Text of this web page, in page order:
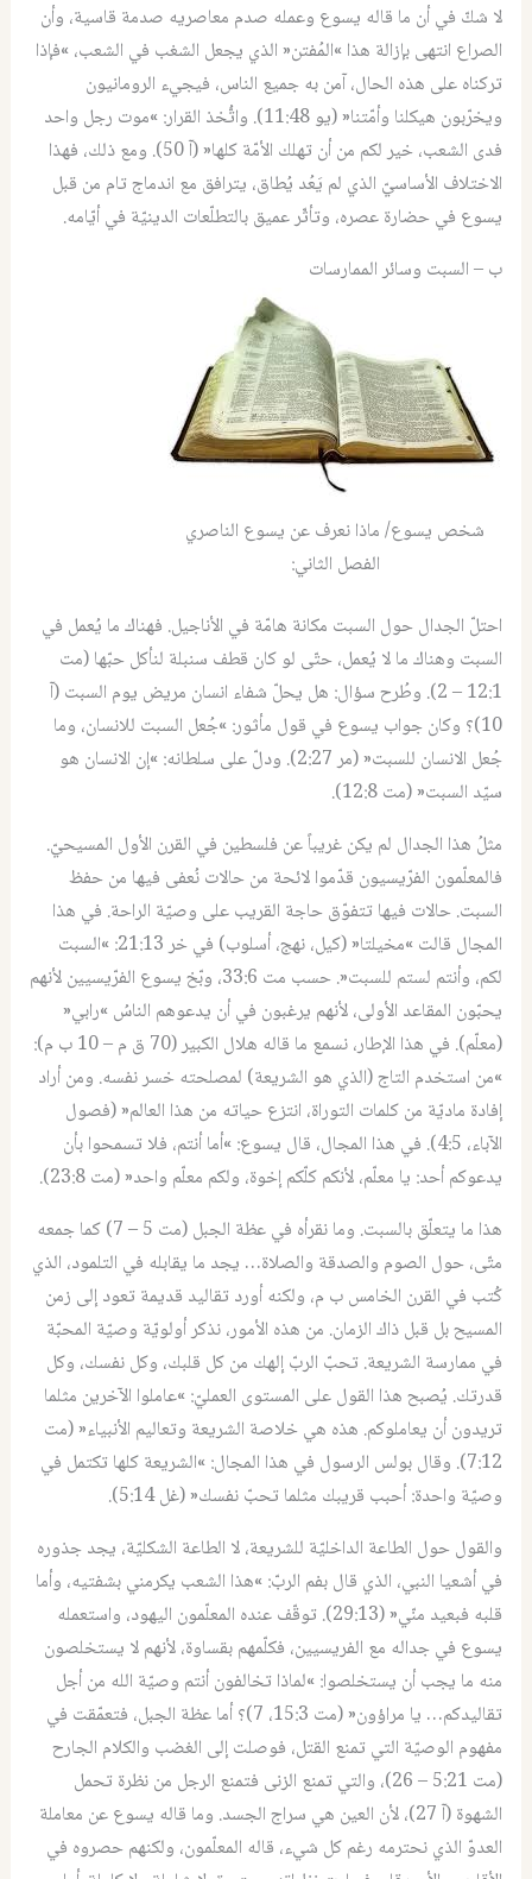
لا شكّ في أن ما قاله يسوع وعمله صدم معاصريه صدمة قاسية، وأن
الصراع انتهى بإزالة هذا »المُفتن« الذي يجعل الشغب في الشعب، »فإذا
تركناه على هذه الحال، آمن به جميع الناس، فيجيء الرومانيون
ويخرّبون هيكلنا وأمّتنا« (يو 11:48). واتُّخذ القرار: »موت رجل واحد
فدى الشعب، خير لكم من أن تهلك الأمّة كلها« (آ 50). ومع ذلك، فهذا
الاختلاف الأساسيّ الذي لم يَعُد يُطاق، يترافق مع اندماج تام من قبل
يسوع في حضارة عصره، وتأثّر عميق بالتطلّعات الدينيّة في أيّامه.
ب – السبت وسائر الممارسات
شخص يسوع/ ماذا نعرف عن يسوع الناصري
الفصل الثاني:
احتلّ الجدال حول السبت مكانة هامّة في الأناجيل. فهناك ما يُعمل في
السبت وهناك ما لا يُعمل، حتّى لو كان قطف سنبلة لنأكل حبّها (مت
12:1 – 2). وطُرح سؤال: هل يحلّ شفاء انسان مريض يوم السبت (آ
10)؟ وكان جواب يسوع في قول مأثور: »جُعل السبت للانسان، وما
جُعل الانسان للسبت« (مر 2:27). ودلّ على سلطانه: »إن الانسان هو
سيّد السبت« (مت 12:8).
مثلُ هذا الجدال لم يكن غريباً عن فلسطين في القرن الأول المسيحيّ.
فالمعلّمون الفرّيسيون قدّموا لائحة من حالات نُعفى فيها من حفظ
السبت. حالات فيها تتفوّق حاجة القريب على وصيّة الراحة. في هذا
المجال قالت »مخيلتا« (كيل، نهج، أسلوب) في خر 21:13: »السبت
لكم، وأنتم لستم للسبت«. حسب مت 33:6، وبّخ يسوع الفرّيسيين لأنهم
يحبّون المقاعد الأولى، لأنهم يرغبون في أن يدعوهم الناسُ »رابي«
(معلّم). في هذا الإطار، نسمع ما قاله هلال الكبير (70 ق م – 10 ب م):
»من استخدم التاج (الذي هو الشريعة) لمصلحته خسر نفسه. ومن أراد
إفادة ماديّة من كلمات التوراة، انتزع حياته من هذا العالم« (فصول
الآباء، 4:5). في هذا المجال، قال يسوع: »أما أنتم، فلا تسمحوا بأن
يدعوكم أحد: يا معلّم، لأنكم كلّكم إخوة، ولكم معلّم واحد« (مت 23:8).
هذا ما يتعلّق بالسبت. وما نقرأه في عظة الجبل (مت 5 – 7) كما جمعه
متّى، حول الصوم والصدقة والصلاة… يجد ما يقابله في التلمود، الذي
كُتب في القرن الخامس ب م، ولكنه أورد تقاليد قديمة تعود إلى زمن
المسيح بل قبل ذاك الزمان. من هذه الأمور، نذكر أولويّة وصيّة المحبّة
في ممارسة الشريعة. تحبّ الربّ إلهك من كل قلبك، وكل نفسك، وكل
قدرتك. يُصبح هذا القول على المستوى العمليّ: »عاملوا الآخرين مثلما
تريدون أن يعاملوكم. هذه هي خلاصة الشريعة وتعاليم الأنبياء« (مت
7:12). وقال بولس الرسول في هذا المجال: »الشريعة كلها تكتمل في
وصيّة واحدة: أحبب قريبك مثلما تحبّ نفسك« (غل 5:14).
والقول حول الطاعة الداخليّة للشريعة، لا الطاعة الشكليّة، يجد جذوره
في أشعيا النبي، الذي قال بفم الربّ: »هذا الشعب يكرمني بشفتيه، وأما
قلبه فبعيد منّي« (29:13). توقّف عنده المعلّمون اليهود، واستعمله
يسوع في جداله مع الفريسيين، فكلّمهم بقساوة، لأنهم لا يستخلصون
منه ما يجب أن يستخلصوا: »لماذا تخالفون أنتم وصيّة الله من أجل
تقاليدكم… يا مراؤون« (مت 15:3، 7)؟ أما عظة الجبل، فتعمّقت في
مفهوم الوصيّة التي تمنع القتل، فوصلت إلى الغضب والكلام الجارح
(مت 5:21 – 26)، والتي تمنع الزنى فتمنع الرجل من نظرة تحمل
الشهوة (آ 27)، لأن العين هي سراج الجسد. وما قاله يسوع عن معاملة
العدوّ الذي نحترمه رغم كل شيء، قاله المعلّمون، ولكنهم حصروه في